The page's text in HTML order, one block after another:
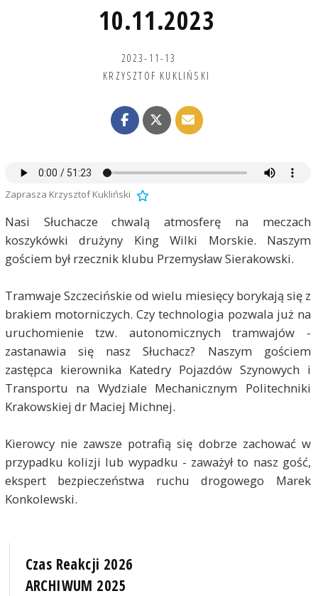
10.11.2023
2023-11-13
KRZYSZTOF KUKLIŃSKI
Zaprasza Krzysztof Kukliński
Nasi Słuchacze chwalą atmosferę na meczach
koszykówki drużyny King Wilki Morskie. Naszym
gościem był rzecznik klubu Przemysław Sierakowski.
Tramwaje Szczecińskie od wielu miesięcy borykają się z
brakiem motorniczych. Czy technologia pozwala już na
uruchomienie tzw. autonomicznych tramwajów -
zastanawia się nasz Słuchacz? Naszym gościem
zastępca kierownika Katedry Pojazdów Szynowych i
Transportu na Wydziale Mechanicznym Politechniki
Krakowskiej dr Maciej Michnej.
Kierowcy nie zawsze potrafią się dobrze zachować w
przypadku kolizji lub wypadku - zaważył to nasz gość,
ekspert bezpieczeństwa ruchu drogowego Marek
Konkolewski.
Czas Reakcji 2026
ARCHIWUM 2025